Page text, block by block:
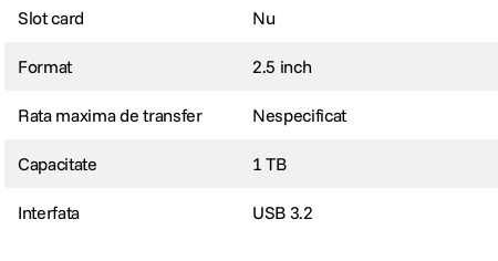
Slot card Nu
Format 2.5 inch
Rata maxima de transfer Nespecificat
Capacitate 1 TB
Interfata USB 3.2